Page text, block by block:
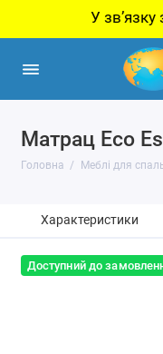
У звʼязку з
Матрац Eco
Головна Меблі для
Характеристики
Доступний до